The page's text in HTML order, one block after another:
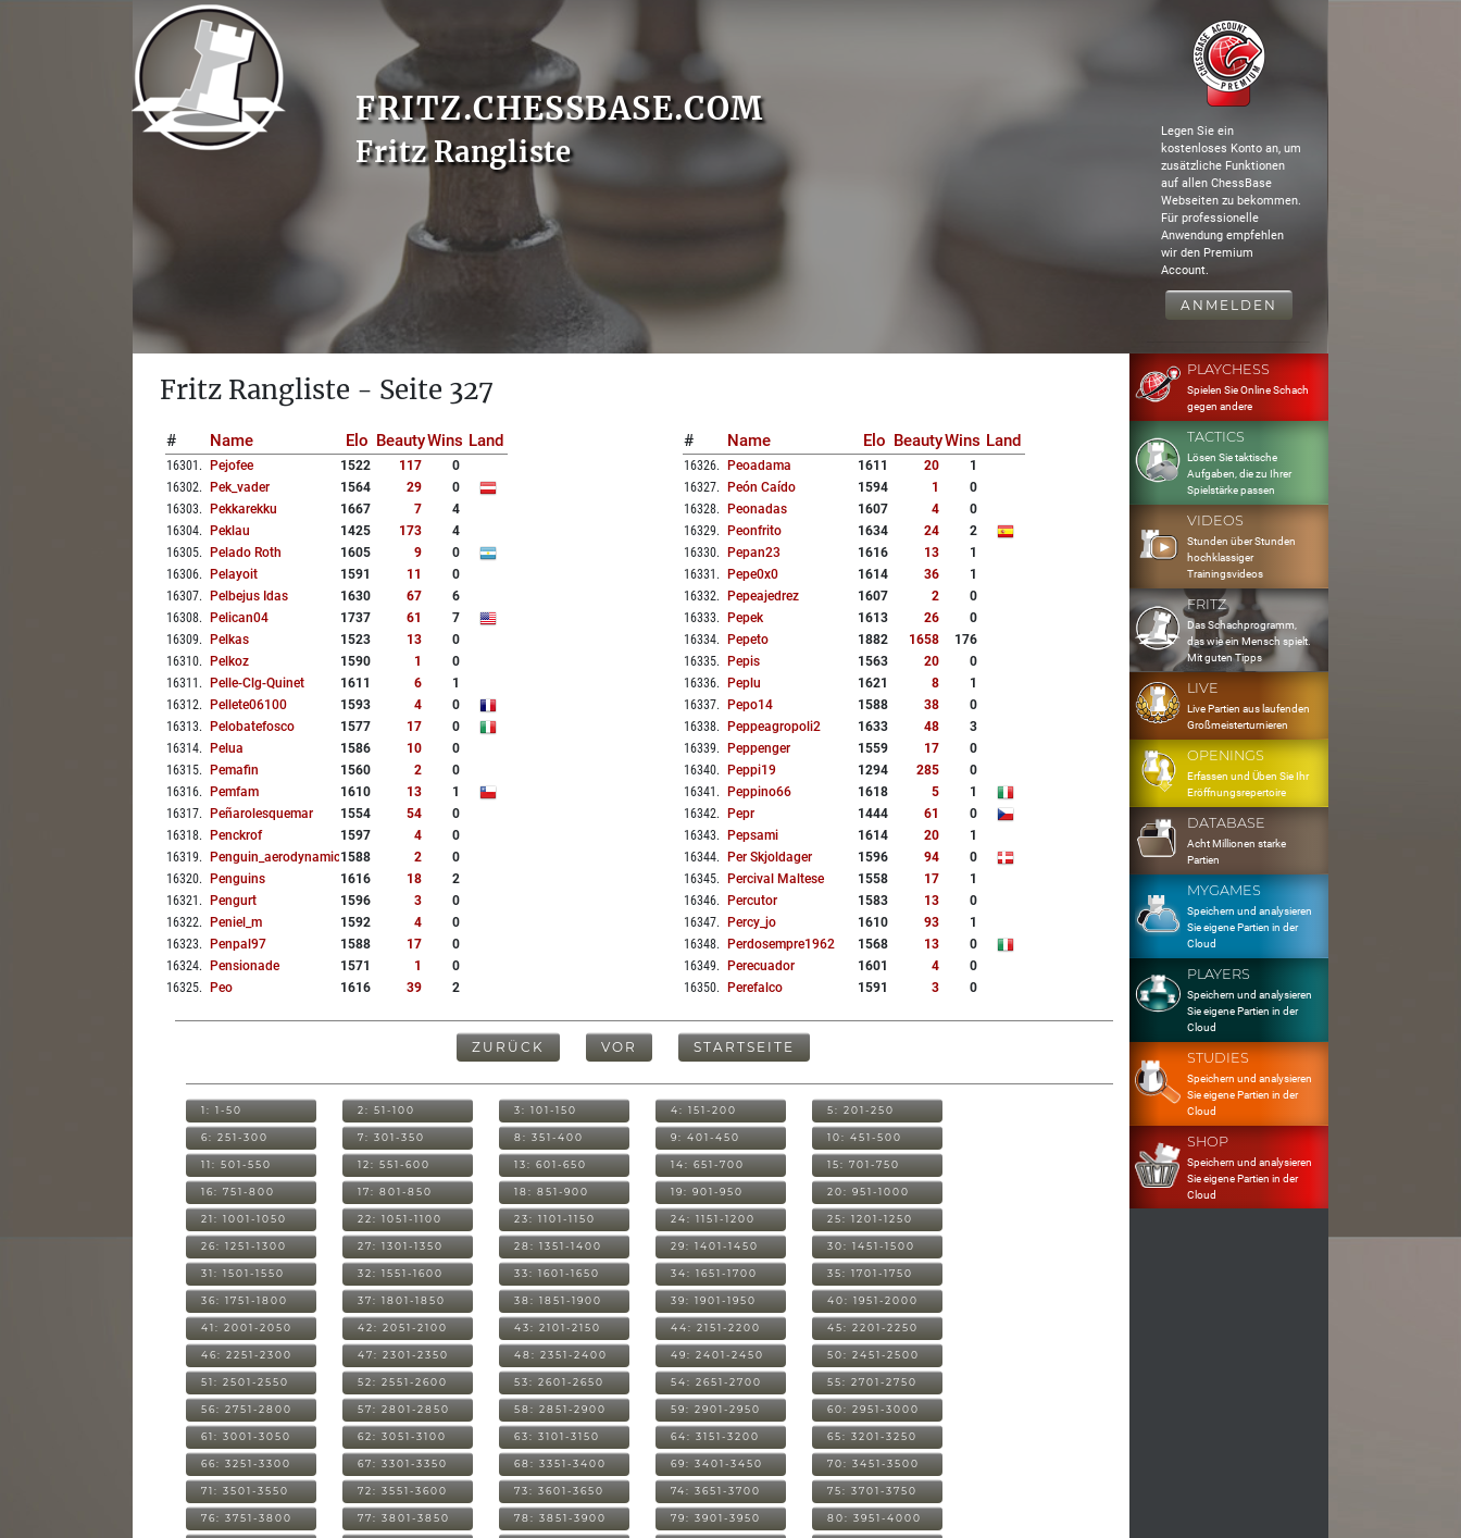
FRITZ.CHESSBASE.COM
Fritz Rangliste
Legen Sie ein
kostenloses Konto an, um
zusätzliche Funktionen
auf allen ChessBase
Webseiten zu bekommen.
Für professionelle
Anwendung empfehlen
wir den Premium
Account.
ANMELDEN
Fritz Rangliste - Seite 327
# Name Elo BeautyWins Land
16301 . Pejofee 1522 117
0
16302. Pek_vader 1564 29
0
16303. Pekkarekku 1667 7
4
16304. Peklau 1425 173
4
16305. Pelado Roth 1605 9
0
16306. Pelayoit 1591 11
0
16307. Pelbejus Idas 1630 67
6
16308. Pelican04 1737 61
7
16309. Pelkas 1523 13
0
16310. Pelkoz 1590 1
0
16311 . Pelle-Clg-Quinet 1611 6
1
16312. Pellete06100 1593 4
0
16313. Pelobatefosco 1577 17
0
16314. Pelua 1586 10
0
16315. Pemafin 1560 2
0
16316. Pemfam 1610 13
1
16317. Peñarolesquemar 1554 54
0
16318. Penckrof 1597 4
0
16319. Penguin_aerodynamics1588 2
0
16320. Penguins 1616 18
2
16321 . Pengurt 1596 3
0
16322. Peniel_m 1592 4
0
16323. Penpal97 1588 17
0
16324. Pensionade 1571 1
0
16325. Peo 1616 39 2
# Name Elo BeautyWins Land
16326. Peoadama 1611 20
1
16327. Peón Caído 1594 1
0
16328. Peonadas 1607 4
0
16329. Peonfrito 1634 24
2
16330. Pepan23 1616 13
1
16331 . Pepe0x0 1614 36
1
16332. Pepeajedrez 1607 2
0
16333. Pepek 1613 26
0
16334. Pepeto 1882 1658
176
16335. Pepis 1563 20
0
16336. Peplu 1621 8
1
16337. Pepo14 1588 38
0
16338. Peppeagropoli2 1633 48
3
16339. Peppenger 1559 17
0
16340. Peppi19 1294 285
0
16341 . Peppino66 1618 5
1
16342. Pepr 1444 61
0
16343. Pepsami 1614 20
1
16344. Per Skjoldager 1596 94
0
16345. Percival Maltese 1558 17
1
16346. Percutor 1583 13
0
16347. Percy_jo 1610 93
1
16348. Perdosempre1962 1568 13
0
16349. Perecuador 1601 4
0
16350. Perefalco 1591 3 0
ZURÜCK VOR STARTSEITE
1: 1-50 2: 51-100 3: 101-150 4: 151-200 5: 201-250
6: 251-300 7: 301-350 8: 351-400 9: 401-450 10: 451-500
11: 501-550 12: 551-600 13: 601-650 14: 651-700 15: 701-750
16: 751-800 17: 801-850 18: 851-900 19: 901-950 20: 951-1000
21: 1001-1050 22: 1051-1100 23: 1101-1150 24: 1151-1200 25: 1201-1250
26: 1251-1300 27: 1301-1350 28: 1351-1400 29: 1401-1450 30: 1451-1500
31: 1501-1550 32: 1551-1600 33: 1601-1650 34: 1651-1700 35: 1701-1750
36: 1751-1800 37: 1801-1850 38: 1851-1900 39: 1901-1950 40: 1951-2000
41: 2001-2050 42: 2051-2100 43: 2101-2150 44: 2151-2200 45: 2201-2250
46: 2251-2300 47: 2301-2350 48: 2351-2400 49: 2401-2450 50: 2451-2500
51: 2501-2550 52: 2551-2600 53: 2601-2650 54: 2651-2700 55: 2701-2750
56: 2751-2800 57: 2801-2850 58: 2851-2900 59: 2901-2950 60: 2951-3000
61: 3001-3050 62: 3051-3100 63: 3101-3150 64: 3151-3200 65: 3201-3250
66: 3251-3300 67: 3301-3350 68: 3351-3400 69: 3401-3450 70: 3451-3500
71: 3501-3550 72: 3551-3600 73: 3601-3650 74: 3651-3700 75: 3701-3750
76: 3751-3800 77: 3801-3850 78: 3851-3900 79: 3901-3950 80: 3951-4000
PLAYCHESS
Spielen Sie Online Schach
gegen andere
TACTICS
Lösen Sie taktische
Aufgaben, die zu Ihrer
Spielstärke passen
VIDEOS
Stunden über Stunden
hochklassiger
Trainingsvideos
FRITZ
Das Schachprogramm,
das wie ein Mensch spielt.
Mit guten Tipps
LIVE
Live Partien aus laufenden
Großmeisterturnieren
OPENINGS
Erfassen und Üben Sie Ihr
Eröffnungsrepertoire
DATABASE
Acht Millionen starke
Partien
MYGAMES
Speichern und analysieren
Sie eigene Partien in der
Cloud
PLAYERS
Speichern und analysieren
Sie eigene Partien in der
Cloud
STUDIES
Speichern und analysieren
Sie eigene Partien in der
Cloud
SHOP
Speichern und analysieren
Sie eigene Partien in der
Cloud